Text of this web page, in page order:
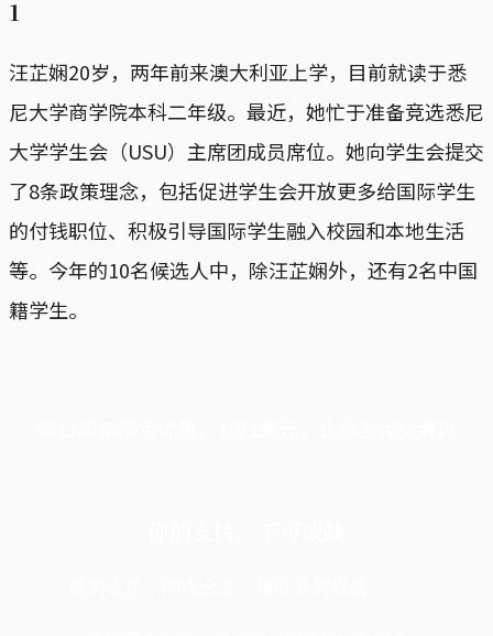
1
汪芷娴20岁，两年前来澳大利亚上学，目前就读于悉
尼大学商学院本科二年级。最近，她忙于准备竞选悉尼
大学学生会（USU）主席团成员席位。她向学生会提交
了8条政策理念，包括促进学生会开放更多给国际学生
的付钱职位、积极引导国际学生融入校园和本地生活
等。今年的10名候选人中，除汪芷娴外，还有2名中国
籍学生。